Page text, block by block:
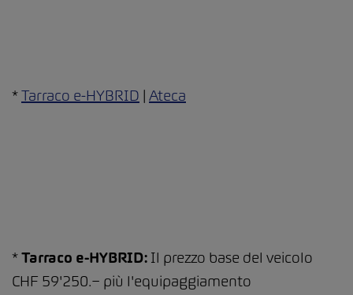
*Tarraco e-HYBRID | Ateca
*Tarraco e-HYBRID: Il prezzo base del veicolo
CHF 59'250.− più l'equipaggiamento